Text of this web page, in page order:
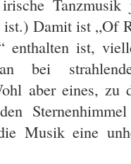
Damit ist „Of
enthalten ist,
bei
aber eines, zu
Musik eine